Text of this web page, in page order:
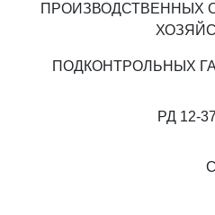
ПРОИЗВОДСТВЕННЫХ
ПОДКОНТРОЛЬНЫХ
РД 12-